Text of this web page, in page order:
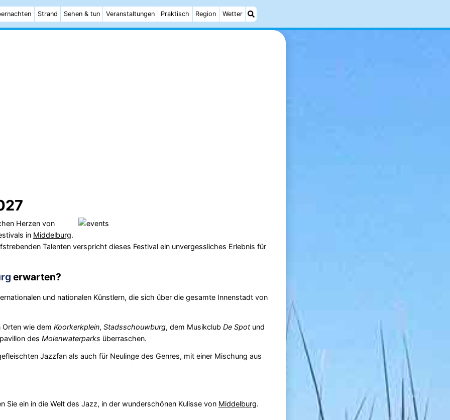
Strand Sehen & tun Veranstaltungen Praktisch Region Wetter
Herzen von
in Middelburg.
Talenten verspricht dieses Festival ein unvergessliches Erlebnis für
erwarten?
und nationalen Künstlern, die sich über die gesamte Innenstadt von
wie dem Koorkerkplein, Stadsschouwburg, dem Musikclub De Spotund
des Molenwaterparks überraschen.
Jazzfan als auch für Neulinge des Genres, mit einer Mischung aus
ein in die Welt des Jazz, in der wunderschönen Kulisse von Middelburg.